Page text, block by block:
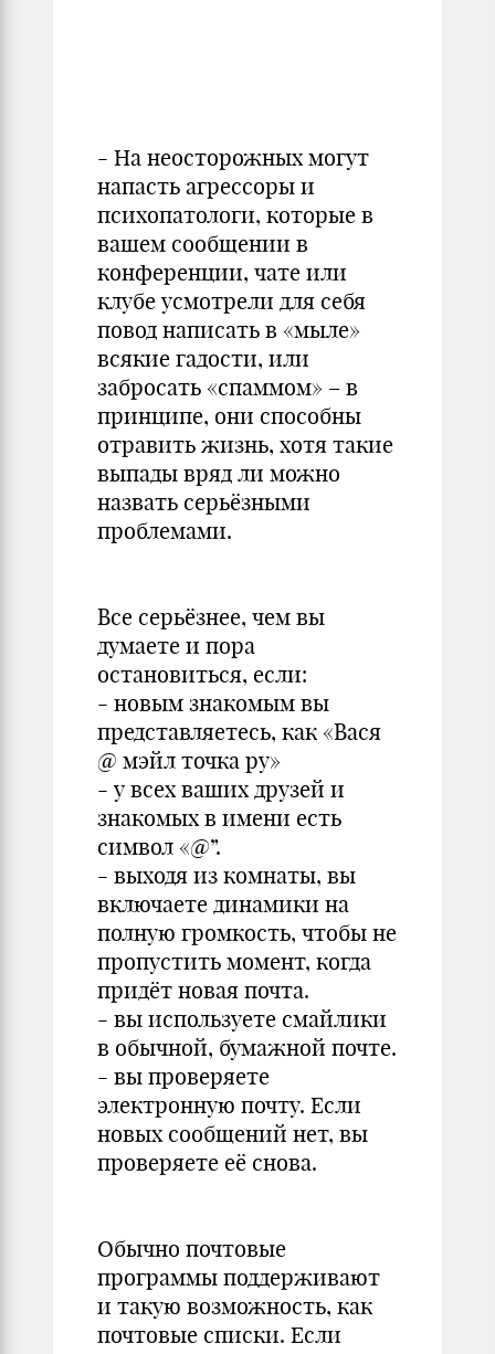
- На неосторожных могут
напасть агрессоры и
психопатологи, которые в
вашем сообщении в
конференции, чате или
клубе усмотрели для себя
повод написать в «мыле»
всякие гадости, или
забросать «спаммом» – в
принципе, они способны
отравить жизнь, хотя такие
выпады вряд ли можно
назвать серьёзными
проблемами.
Все серьёзнее, чем вы
думаете и пора
остановиться, если:
- новым знакомым вы
представляетесь, как «Вася
@ мэйл точка ру»
- у всех ваших друзей и
знакомых в имени есть
символ «@”.
- выходя из комнаты, вы
включаете динамики на
полную громкость, чтобы не
пропустить момент, когда
придёт новая почта.
- вы используете смайлики
в обычной, бумажной почте.
- вы проверяете
электронную почту. Если
новых сообщений нет, вы
проверяете её снова.
Обычно почтовые
программы поддерживают
и такую возможность, как
почтовые списки. Если